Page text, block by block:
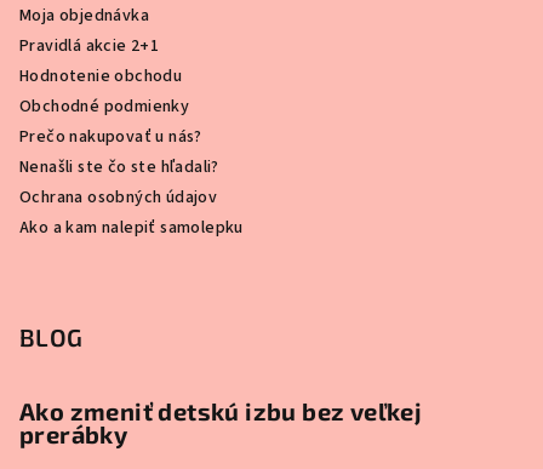
Moja objednávka
Pravidlá akcie 2+1
Hodnotenie obchodu
Obchodné podmienky
Prečo nakupovať u nás?
Nenašli ste čo ste hľadali?
Ochrana osobných údajov
Ako a kam nalepiť samolepku
BLOG
Ako zmeniť detskú izbu bez veľkej
prerábky